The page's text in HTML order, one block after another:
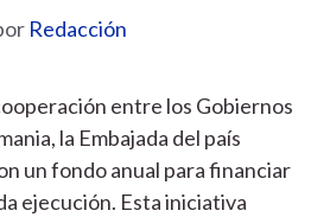
Redacción
entre los Gobiernos
la Embajada del país
un fondo anual para financiar
ejecución. Esta iniciativa